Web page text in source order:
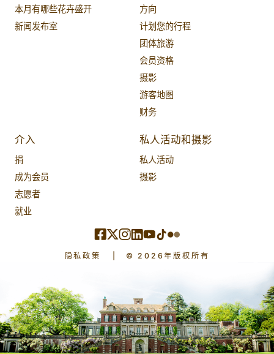
本月有哪些花卉盛开
新闻发布室
方向
计划您的行程
团体旅游
会员资格
摄影
游客地图
财务
介入
捐
成为会员
志愿者
就业
私人活动和摄影
私人活动
摄影
隐私政策 © 2026年版权所有